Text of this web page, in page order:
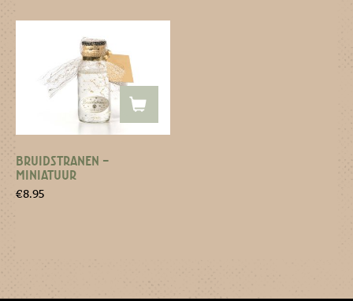
BRUIDSTRANEN –
MINIATUUR
€8.95